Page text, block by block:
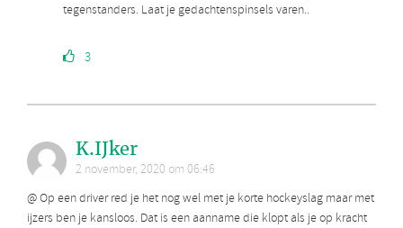
tegenstanders. Laat je gedachtenspinsels varen..
3
K.IJker
2 november, 2020 om 06:46
@ Op een driver red je het nog wel met je korte hockeyslag maar met
ijzers ben je kansloos. Dat is een aanname die klopt als je op kracht